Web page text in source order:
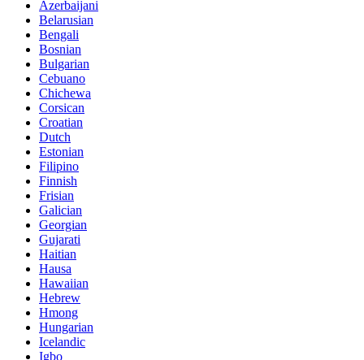
Azerbaijani
Belarusian
Bengali
Bosnian
Bulgarian
Cebuano
Chichewa
Corsican
Croatian
Dutch
Estonian
Filipino
Finnish
Frisian
Galician
Georgian
Gujarati
Haitian
Hausa
Hawaiian
Hebrew
Hmong
Hungarian
Icelandic
Igbo